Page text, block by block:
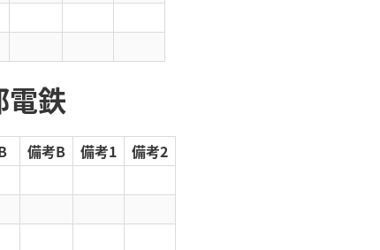
電鉄
備考B 備考1
備考2